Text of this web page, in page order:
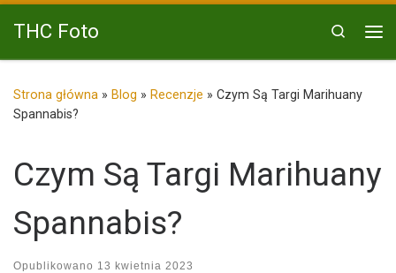
Przejdź do treści
THC Foto
Search
Strona główna » Blog » Recenzje » Czym Są Targi Marihuany
Spannabis?
Czym Są Targi Marihuany
Spannabis?
Opublikowano 13 kwietnia 2023